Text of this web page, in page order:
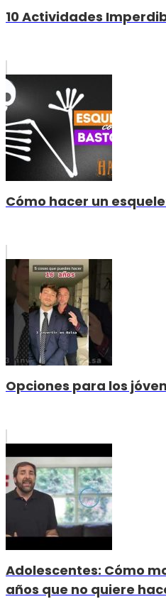
10 Actividades
Cómo hacer un
Opciones para los
Adolescentes: Cómo
años que no quiere